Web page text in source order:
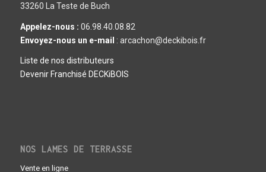
33260 La Teste de Buch
Appelez-nous : 06.98.40.08.82
Envoyez-nous un e-mail : arcachon@deckibois.fr
Liste de nos distributeurs
Devenir Franchisé DECKiBOIS
NOS LAMES DE TERRASSE
Vente en ligne